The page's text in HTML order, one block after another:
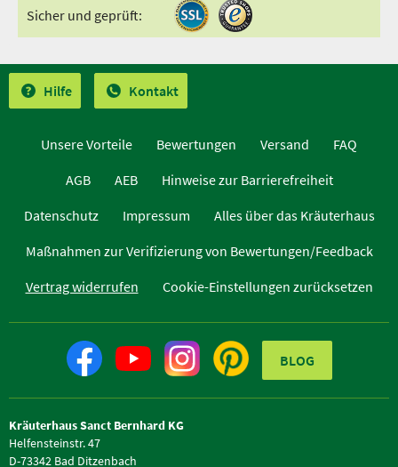
Sicher und geprüft:
Hilfe Kontakt
Unsere Vorteile Bewertungen Versand
FAQ
AGB
AEB
Hinweise zur Barrierefreiheit
Datenschutz
Impressum
Alles über das Kräuterhaus
Maßnahmen zur Verifizierung von Bewertungen/Feedback
Vertrag widerrufen
Cookie-Einstellungen zurücksetzen
BLOG
Kräuterhaus Sanct Bernhard KG
Helfensteinstr. 47
D-73342 Bad Ditzenbach